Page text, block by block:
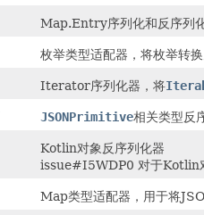
Map.Entry序列化和反序列
枚举类型适配器，将枚举转
Iterator序列化器，将
JSONPrimitive相关类型反
Kotlin对象反序列化器
issue#I5WDP0 对于Kotlin
Map类型适配器，用于将